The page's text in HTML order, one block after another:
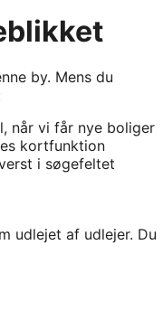
by. Mens du
når vi får nye boliger
kortfunktion
i søgefeltet
udlejet af udlejer. Du